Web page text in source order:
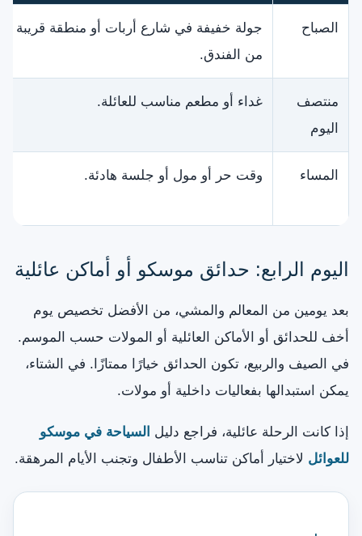
الصباح
جولة خفيفة في شارع أربات أو منطقة قريبة
من الفندق.
منتصف
اليوم
غداء أو مطعم مناسب للعائلة.
المساء وقت حر أو مول أو جلسة هادئة.
اليوم الرابع: حدائق موسكو أو أماكن عائلية
بعد يومين من المعالم والمشي، من الأفضل تخصيص يوم
أخف للحدائق أو الأماكن العائلية أو المولات حسب الموسم.
في الصيف والربيع، تكون الحدائق خيارًا ممتازًا. في الشتاء،
يمكن استبدالها بفعاليات داخلية أو مولات.
إذا كانت الرحلة عائلية، فراجع دليل السياحة في موسكو
للعوائل لاختيار أماكن تناسب الأطفال وتجنب الأيام المرهقة.